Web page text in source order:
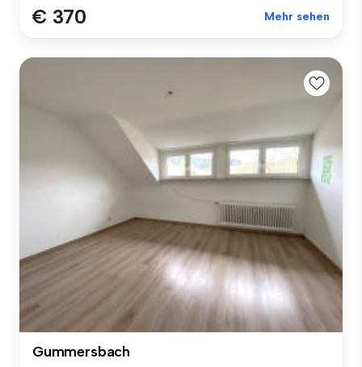
€ 370 Mehr sehen
Gummersbach